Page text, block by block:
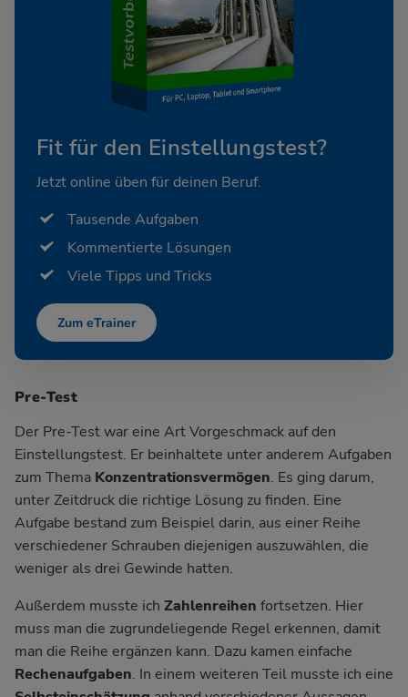
Fit für den Einstellungstest?
Jetzt online üben für deinen Beruf.
Tausende Aufgaben
Kommentierte Lösungen
Viele Tipps und Tricks
Zum eTrainer
Pre-Test
Der Pre-Test war eine Art Vorgeschmack auf den
Einstellungstest. Er beinhaltete unter anderem Aufgaben
zum Thema Konzentrationsvermögen. Es ging darum,
unter Zeitdruck die richtige Lösung zu finden. Eine
Aufgabe bestand zum Beispiel darin, aus einer Reihe
verschiedener Schrauben diejenigen auszuwählen, die
weniger als drei Gewinde hatten.
Außerdem musste ich Zahlenreihen fortsetzen. Hier
muss man die zugrundeliegende Regel erkennen, damit
man die Reihe ergänzen kann. Dazu kamen einfache
Rechenaufgaben. In einem weiteren Teil musste ich eine